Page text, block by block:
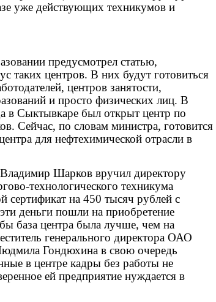
уже действующих техникумов и
предусмотрел статью,
таких центров. В них будут готовиться
центров занятости,
и просто физических лиц. В
в Сыктывкаре был открыт центр по
Сейчас, по словам министра, готовится
для нефтехимической отрасли в
Владимир Шарков вручил директору
технологического техникума
сертификат на 450 тысяч рублей с
деньги пошли на приобретение
база центра была лучше, чем на
генерального директора ОАО
Гондюхина в свою очередь
в центре кадры без работы не
ей предприятие нуждается в